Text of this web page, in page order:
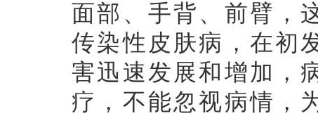
面部、手背、前臂，
传染性皮肤病，在初
害迅速发展和增加，
疗，不能忽视病情，